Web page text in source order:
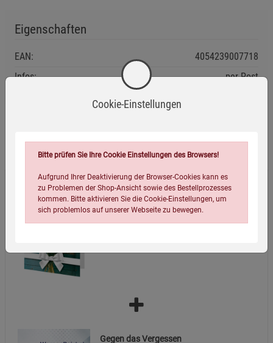
Eigenschaften
EAN:
4054239007718
Infos:
per Post
Wird oft zusammen bestellt:
Geschenkgutschein per Post
Gegen das Vergessen
Cookie-Einstellungen
Bitte prüfen Sie Ihre Cookie Einstellungen des Browsers!
Aufgrund Ihrer Deaktivierung der Browser-Cookies kann es
zu Problemen der Shop-Ansicht sowie des Bestellprozesses
kommen. Bitte aktivieren Sie die Cookie-Einstellungen, um
sich problemlos auf unserer Webseite zu bewegen.